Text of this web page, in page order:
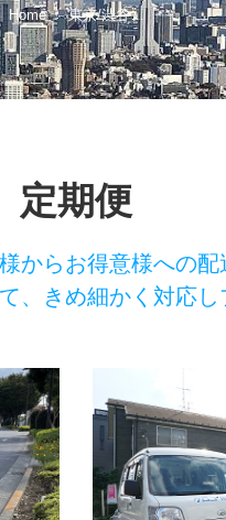
Home 東京/渋谷…
定期便
からお得意様への配
、きめ細かく対応し